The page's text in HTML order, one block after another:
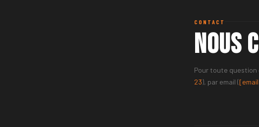
CONTACT
Nous
Pour toute question
23), par email (